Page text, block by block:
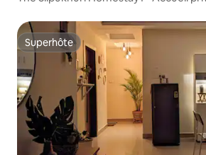
Superhôte
Superhôte